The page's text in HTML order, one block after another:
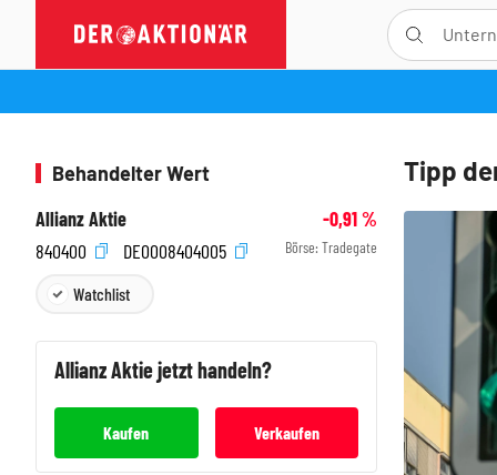
Tipp
Behandelter Wert
Allianz Aktie
-0,91%
840400
DE0008404005 Börse: Tradegate
Watchlist
AllianzAktie jetzt handeln?
Kaufen Verkaufen